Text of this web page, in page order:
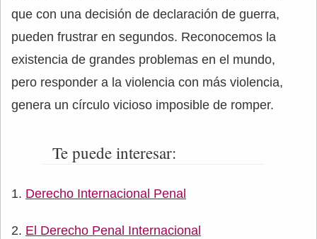
que con una decisión de declaración de guerra,
pueden frustrar en segundos. Reconocemos la
existencia de grandes problemas en el mundo,
pero responder a la violencia con más violencia,
genera un círculo vicioso imposible de romper.
Te puede interesar:
Derecho Internacional Penal
El Derecho Penal Internacional